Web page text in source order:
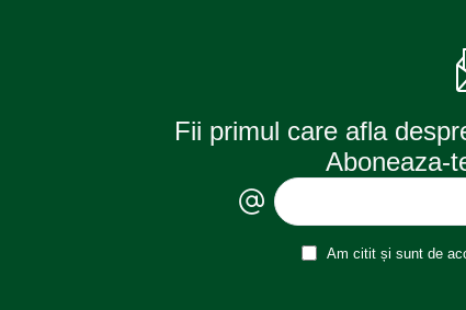
Fii primul care afla
Aboneaza-
Am citit și sunt de